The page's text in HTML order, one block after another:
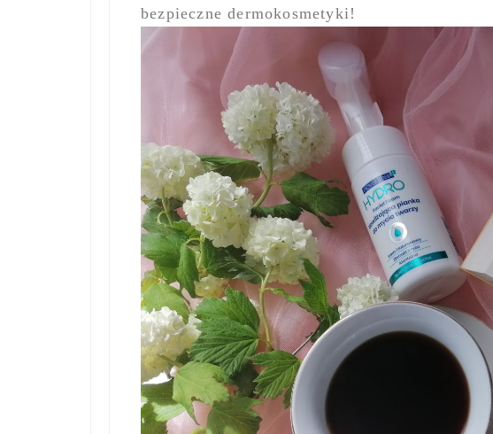
bezpieczne dermokosmetyki!